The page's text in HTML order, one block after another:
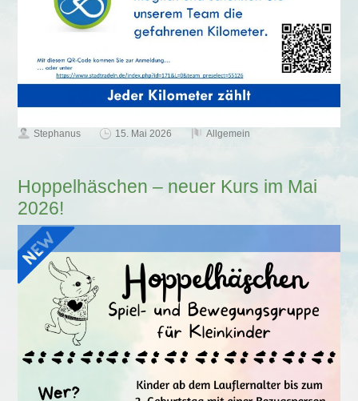
Stephanus 15. Mai 2026 Allgemein
Hoppelhäschen – neuer Kurs im Mai
2026!